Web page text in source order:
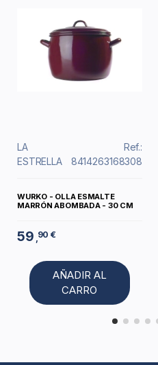
LA
ESTRELLA
Ref.:
8414263168308
WURKO - OLLA ESMALTE
MARRÓN ABOMBADA - 30 CM
59 90 €
AÑADIR AL
CARRO